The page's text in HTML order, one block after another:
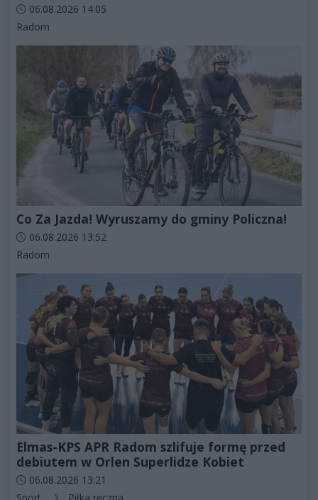
Data dodania artykułu:
06.08.2026 14:05
Kategorie artykułu:
Radom
Co Za Jazda! Wyruszamy do gminy Policzna!
Data dodania artykułu:
06.08.2026 13:52
Kategorie artykułu:
Radom
Elmas-KPS APR Radom szlifuje formę przed
debiutem w Orlen Superlidze Kobiet
Data dodania artykułu:
06.08.2026 13:21
Kategorie artykułu: